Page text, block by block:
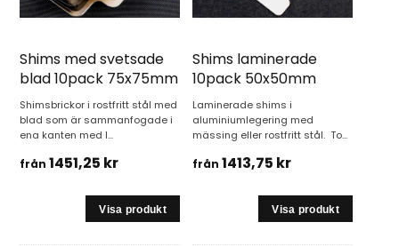
Shims med svetsade
blad 10pack 75x75mm
Shimsbrickor i rostfritt stål med
blad som är sammanfogade i
ena kanten med l...
från 1451,25 kr
Shims laminerade
10pack 50x50mm
Laminerade shims i
aluminiumlegering med
mässing eller rostfritt stål. To...
från 1413,75 kr